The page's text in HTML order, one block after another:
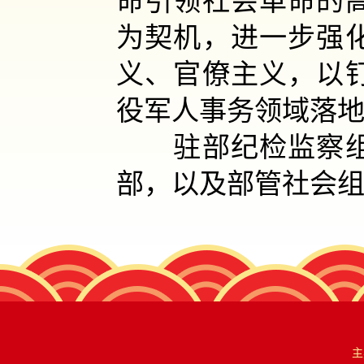
为契机，进一步强
义、官僚主义，以
役军人事务领域落
驻部纪检监察组
部，以及部管社会